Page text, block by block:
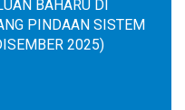
BAHARU DI
PINDAAN SISTEM
2025)